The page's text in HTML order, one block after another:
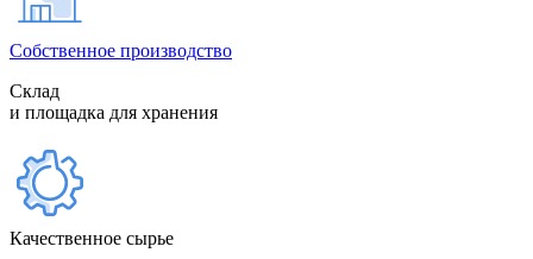
Собственное производство
Склад
и площадка для хранения
Качественное сырье